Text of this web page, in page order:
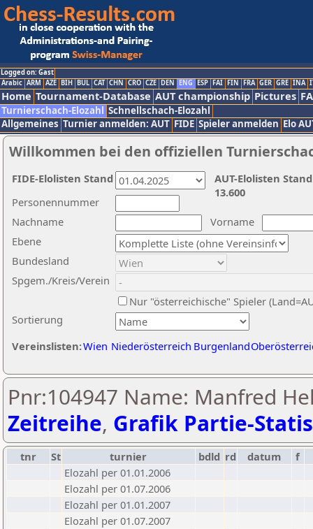
Logged on: Gast
Arabic ARM AZE BIH BUL CAT CHN CRO CZE DEN ENG ESP FAI FIN FRA GER GRE INA
Home Tournament-Database AUT championship Pictures
Turnierschach-Elozahl Schnellschach-Elozahl
Allgemeines Turnier anmelden: AUT FIDE Spieler anmelden Elo
Willkommen bei den offiziellen
Nachname
Vorname
Ebene
Sortierung
Personennummer
Bundesland
Spgem./Kreis/Verein
Nur "österreichische" Spieler
Vereinslisten:Wien Niederösterreich Burgenland
AUT-Elolisten
13.600
FIDE-Elolisten Stand
Pnr:104947 Name: Manfred
Zeitreihe, Grafik Partie-
tnr St turnier bdld rd datum f
Elozahl per 01.01.2006
Elozahl per 01.07.2006
Elozahl per 01.01.2007
Elozahl per 01.07.2007